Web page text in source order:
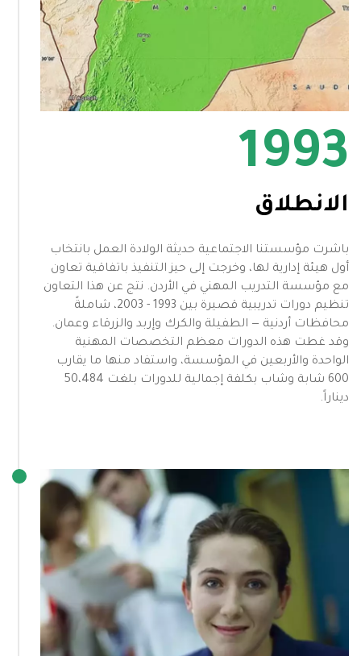
1993
الانطلاق
باشرت مؤسستنا الاجتماعية حديثة الولادة العمل بانتخاب
أول هيئة إدارية لها، وخرجت إلى حيز التنفيذ باتفاقية تعاون
مع مؤسسة التدريب المهني في الأردن. نتج عن هذا التعاون
تنظيم دورات تدريبية قصيرة بين 1993 - 2003، شاملةً
محافظات أردنية — الطفيلة والكرك وإربد والزرقاء وعمان.
وقد غطت هذه الدورات معظم التخصصات المهنية
الواحدة والأربعين في المؤسسة، واستفاد منها ما يقارب
600 شابة وشاب بكلفة إجمالية للدورات بلغت 50،484
ديناراً.